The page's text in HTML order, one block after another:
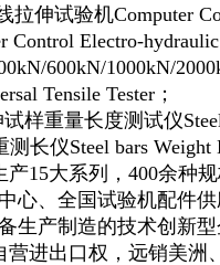
拉伸试验机Computer
Electro-
600kN/1000kN/
Tensile Tester；
样重量长度测试仪Steel
测长仪Steel bars Weight
产15大系列，400余种
心、全国试验机配件
生产制造的技术创新型
营进出口权 ，远销美洲